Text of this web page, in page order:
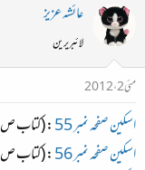
عائشہ عزیز
لائبریرین
مئی 2، 2012
اسکین صفحہ نمبر 55 : (کتاب ص 55) :
اسکین صفحہ نمبر 56
: (کتاب ص 56) :